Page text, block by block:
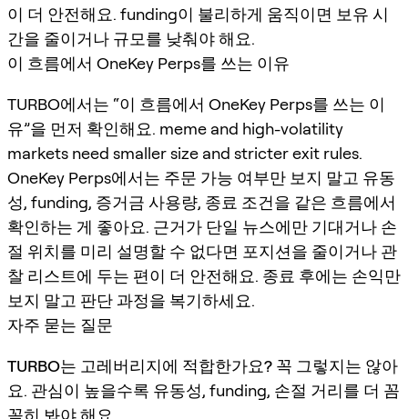
이 더 안전해요. funding이 불리하게 움직이면 보유 시
간을 줄이거나 규모를 낮춰야 해요.
이 흐름에서 OneKey Perps를 쓰는 이유
TURBO에서는 “이 흐름에서 OneKey Perps를 쓰는 이
유”을 먼저 확인해요. meme and high-volatility
markets need smaller size and stricter exit rules.
OneKey Perps에서는 주문 가능 여부만 보지 말고 유동
성, funding, 증거금 사용량, 종료 조건을 같은 흐름에서
확인하는 게 좋아요. 근거가 단일 뉴스에만 기대거나 손
절 위치를 미리 설명할 수 없다면 포지션을 줄이거나 관
찰 리스트에 두는 편이 더 안전해요. 종료 후에는 손익만
보지 말고 판단 과정을 복기하세요.
자주 묻는 질문
TURBO는 고레버리지에 적합한가요? 꼭 그렇지는 않아
요. 관심이 높을수록 유동성, funding, 손절 거리를 더 꼼
꼼히 봐야 해요.